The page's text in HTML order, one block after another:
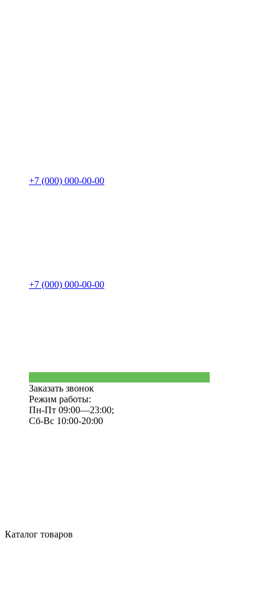
+7 (000) 000-00-00
+7 (000) 000-00-00
Заказать звонок
Режим работы:
Пн-Пт 09:00—23:00;
Сб-Вс 10:00-20:00
Каталог товаров